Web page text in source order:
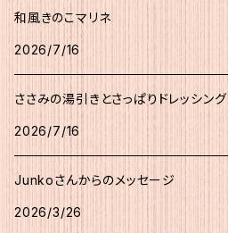
和風きのこマリネ
2026/7/16
ささみの湯引きとさっぱりドレッシング
2026/7/16
Junkoさんからのメッセージ
2026/3/26